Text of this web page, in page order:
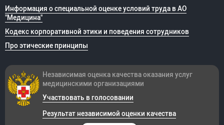
Информация о специальной оценке условий труда в АО
"Медицина"
Кодекс корпоративной этики и поведения сотрудников
Про этические принципы
Независимая оценка качества оказания услуг
медицинскими организациями
Участвовать в голосовании
Результат независимой оценки качества